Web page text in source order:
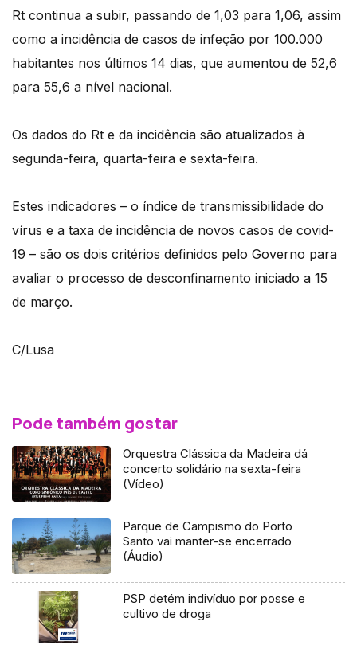
Rt continua a subir, passando de 1,03 para 1,06, assim
como a incidência de casos de infeção por 100.000
habitantes nos últimos 14 dias, que aumentou de 52,6
para 55,6 a nível nacional.
Os dados do Rt e da incidência são atualizados à
segunda-feira, quarta-feira e sexta-feira.
Estes indicadores – o índice de transmissibilidade do
vírus e a taxa de incidência de novos casos de covid-
19 – são os dois critérios definidos pelo Governo para
avaliar o processo de desconfinamento iniciado a 15
de março.
C/Lusa
Pode também gostar
Orquestra Clássica da Madeira dá
concerto solidário na sexta-feira
(Vídeo)
Parque de Campismo do Porto
Santo vai manter-se encerrado
(Áudio)
PSP detém indivíduo por posse e
cultivo de droga